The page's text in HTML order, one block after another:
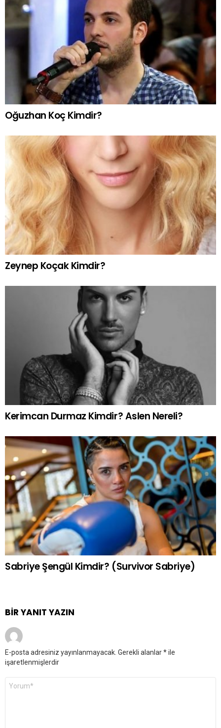
Oğuzhan Koç Kimdir?
Zeynep Koçak Kimdir?
Kerimcan Durmaz Kimdir? Aslen Nereli?
Sabriye Şengül Kimdir? (Survivor Sabriye)
BIR YANIT YAZIN
E-posta adresiniz yayınlanmayacak. Gerekli alanlar*ile
işaretlenmişlerdir
Yorum